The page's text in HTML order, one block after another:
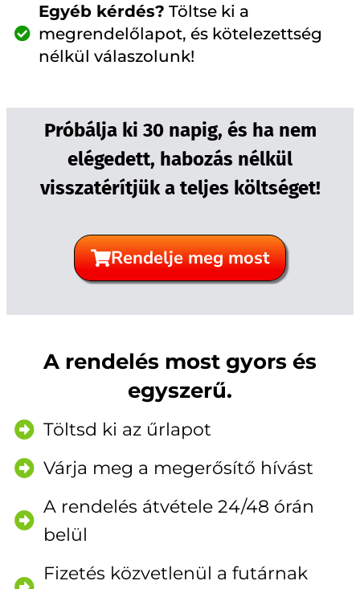
Egyéb kérdés? Töltse ki a
megrendelőlapot, és kötelezettség
nélkül válaszolunk!
Próbálja ki 30 napig, és ha nem
elégedett, habozás nélkül
visszatérítjük a teljes költséget!
Rendelje meg most
A rendelés most gyors és
egyszerű.
Töltsd ki az űrlapot
Várja meg a megerősítő hívást
A rendelés átvétele 24/48 órán
belül
Fizetés közvetlenül a futárnak